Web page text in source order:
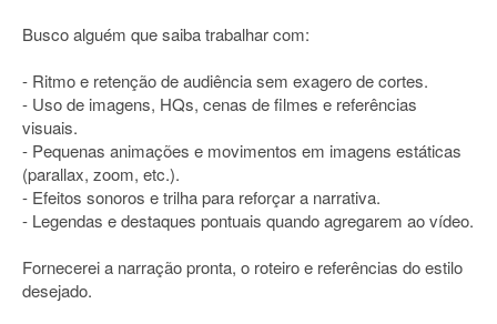
Busco alguém que saiba trabalhar com:
- Ritmo e retenção de audiência sem exagero de cortes.
- Uso de imagens, HQs, cenas de filmes e referências
visuais.
- Pequenas animações e movimentos em imagens estáticas
(parallax, zoom, etc.).
- Efeitos sonoros e trilha para reforçar a narrativa.
- Legendas e destaques pontuais quando agregarem ao vídeo.
Fornecerei a narração pronta, o roteiro e referências do estilo
desejado.